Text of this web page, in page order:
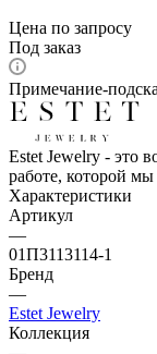
Цена по запросу
Под заказ
Примечание-
Estet Jewelry - это
работе, которой мы
Характеристики
Артикул
—
01П3113114-1
Бренд
—
Estet Jewelry
Коллекция